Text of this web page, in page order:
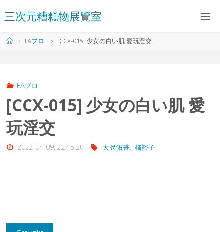
ン
テ
ン
三次元糟糕物展覽室
ホ
FAプロ [CCX-015] 少女の白い肌 愛玩淫交
FAプロ
[CCX-015] 少女の白い肌 愛
玩淫交
2022-04-09, 22:45:20 大沢佑香, 橘裕子